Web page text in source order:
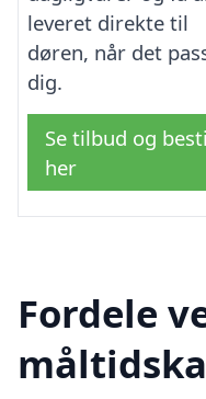
leveret direkte til
døren, når det
dig.
Se tilbud og
her
Fordele